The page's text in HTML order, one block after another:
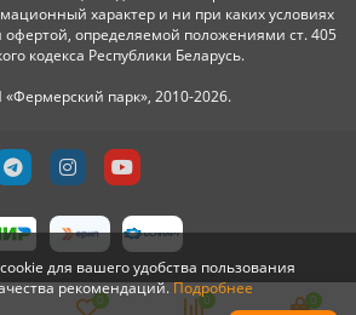
для вашего удобства пользования
рекомендаций.Подробнее
характер и ни при каких условиях
офертой, определяемой положениями ст. 405
кодекса Республики Беларусь.
парк», 2010-2026.
0 0 0